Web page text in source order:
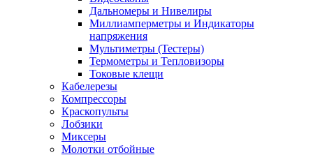
Дальномеры и Нивелиры
Миллиамперметры и Индикаторы
напряжения
Мультиметры (Тестеры)
Термометры и Тепловизоры
Токовые клещи
Кабелерезы
Компрессоры
Краскопульты
Лобзики
Миксеры
Молотки отбойные